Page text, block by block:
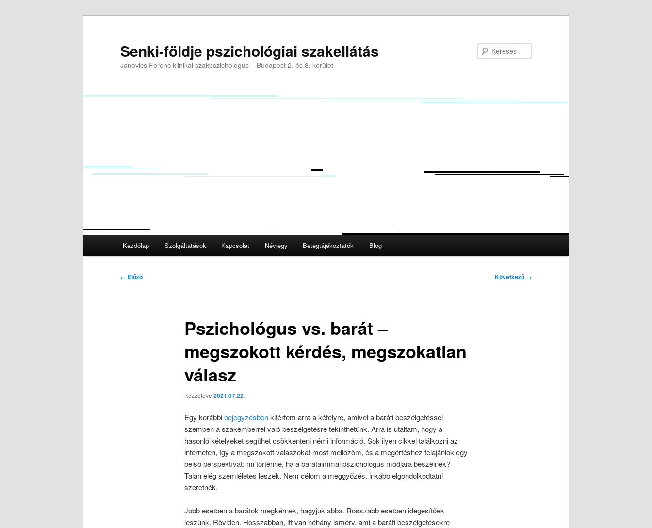
Senki-földje pszichológiai szakellátás
Janovics Ferenc klinikai szakpszichológus – Budapest 2. és 8. kerület
Kezdőlap Szolgáltatások Kapcsolat Névjegy Betegtájékoztatók Blog
Bejegyzés
← Előző Következő →
Pszichológus vs. barát –
megszokott kérdés, megszokatlan
válasz
Közzétéve 2021.07.22.
Egy korábbibejegyzésbenkitértem arra a kételyre, amivel a baráti beszélgetéssel
szemben a szakemberrel való beszélgetésre tekinthetünk. Arra is utaltam, hogy a
hasonló kételyeket segíthet csökkenteni némi információ. Sok ilyen cikkel találkozni az
interneten, így a megszokott válaszokat most mellőzöm, és a megértéshez felajánlok egy
belső perspektívát: mi történne, ha a barátaimmal pszichológus módjára beszélnék?
Talán elég szemléletes leszek. Nem célom a meggyőzés, inkább elgondolkodtatni
szeretnék.
Jobb esetben a barátok megkérnek, hagyjuk abba. Rosszabb esetben idegesítőek
leszünk. Röviden. Hosszabban, itt van néhány ismérv, ami a baráti beszélgetésekre